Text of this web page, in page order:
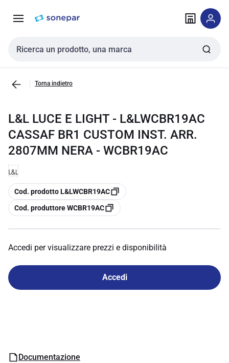
navigazione alla
Cerca input
Torna indietro
L&L LUCE E LIGHT - L&LWCBR19AC
CASSAF BR1 CUSTOM INST. ARR.
2807MM NERA - WCBR19AC
copia
Cod. prodotto L&LWCBR19AC
copia
Cod. produttore WCBR19AC
Accedi per visualizzare prezzi e disponibilità
Accedi
Documentazione